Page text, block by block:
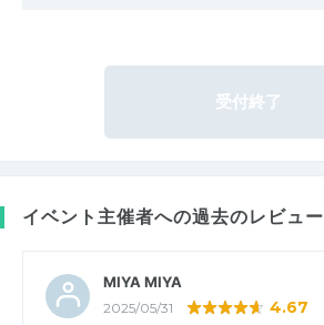
受付終了
イベント主催者への過去のレビュー
MIYA MIYA
2025/05/31 4.67